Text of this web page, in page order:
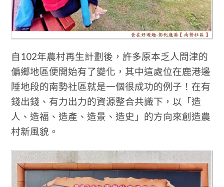
自102年農村再生計劃後，許多原本乏人問津的
偏鄉地區便開始有了變化，其中這處位在鹿港邊
陲地段的南勢社區就是一個很成功的例子！在有
錢出錢、有力出力的資源整合共識下，以「造
人、造福、造產、造景、造史」的方向來創造農
村新風貌。